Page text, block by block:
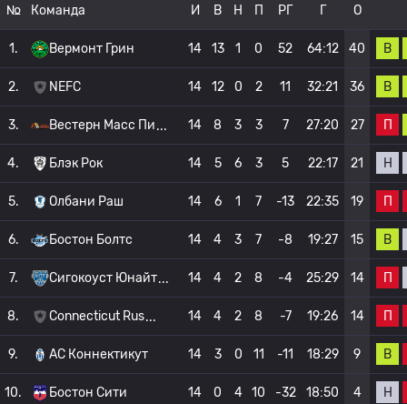
№ Команда И В Н П РГ Г О
1. Вермонт Грин 14 13 1 0 52 64:12 40 В
2. NEFC 14 12 0 2 11 32:21 36 В
3. Вестерн Масс Пи 14 8 3 3 7 27:20 27 П
4. Блэк Рок 14 5 6 3 5 22:17 21 Н
5. Олбани Раш 14 6 1 7 -13 22:35 19 П
6. Бостон Болтс 14 4 3 7 -8 19:27 15 В
7. Сигокоуст Юнайт 14 4 2 8 -4 25:29 14 П
8. Connecticut Rus 14 4 2 8 -7 19:26 14 П
9. АС Коннектикут 14 3 0 11 -11 18:29 9 В
10. Бостон Сити 14 0 4 10 -32 18:50 4 Н